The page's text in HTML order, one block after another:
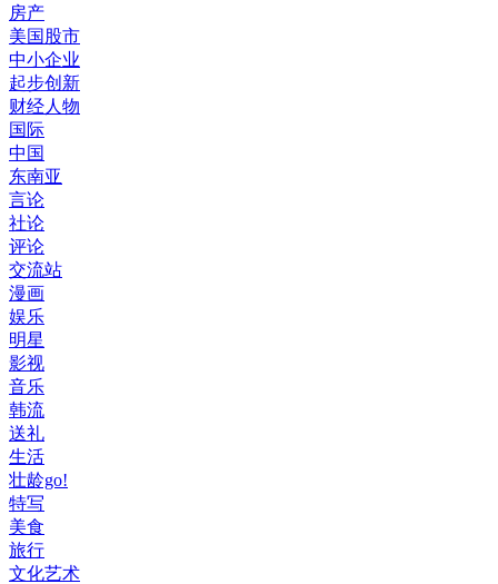
房产
美国股市
中小企业
起步创新
财经人物
国际
中国
东南亚
言论
社论
评论
交流站
漫画
娱乐
明星
影视
音乐
韩流
送礼
生活
壮龄go!
特写
美食
旅行
文化艺术